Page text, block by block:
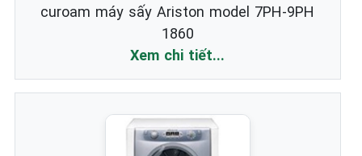
curoam máy sấy Ariston model 7PH-9PH
1860
Xem chi tiết...